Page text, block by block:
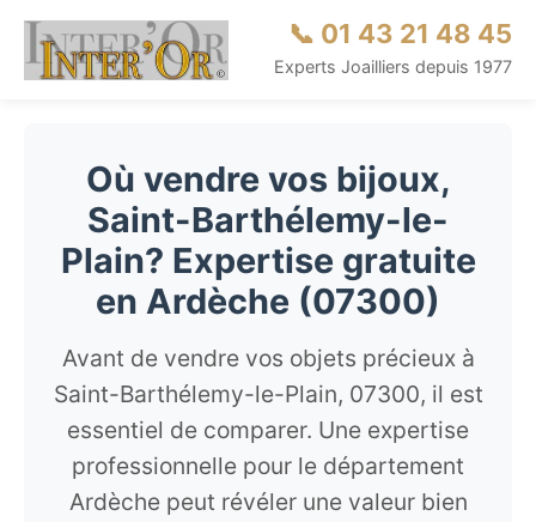
📞 01 43 21 48 45
Experts Joailliers depuis 1977
Où vendre vos bijoux,
Saint-Barthélemy-le-
Plain? Expertise gratuite
en Ardèche (07300)
Avant de vendre vos objets précieux à
Saint-Barthélemy-le-Plain, 07300, il est
essentiel de comparer. Une expertise
professionnelle pour le département
Ardèche peut révéler une valeur bien